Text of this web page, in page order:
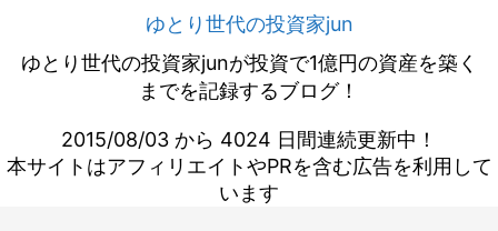
ゆとり世代の投資家jun
ゆとり世代の投資家junが投資で1億円の資産を築く
までを記録するブログ！
2015/08/03 から 4024 日間連続更新中！
本サイトはアフィリエイトやPRを含む広告を利用して
います